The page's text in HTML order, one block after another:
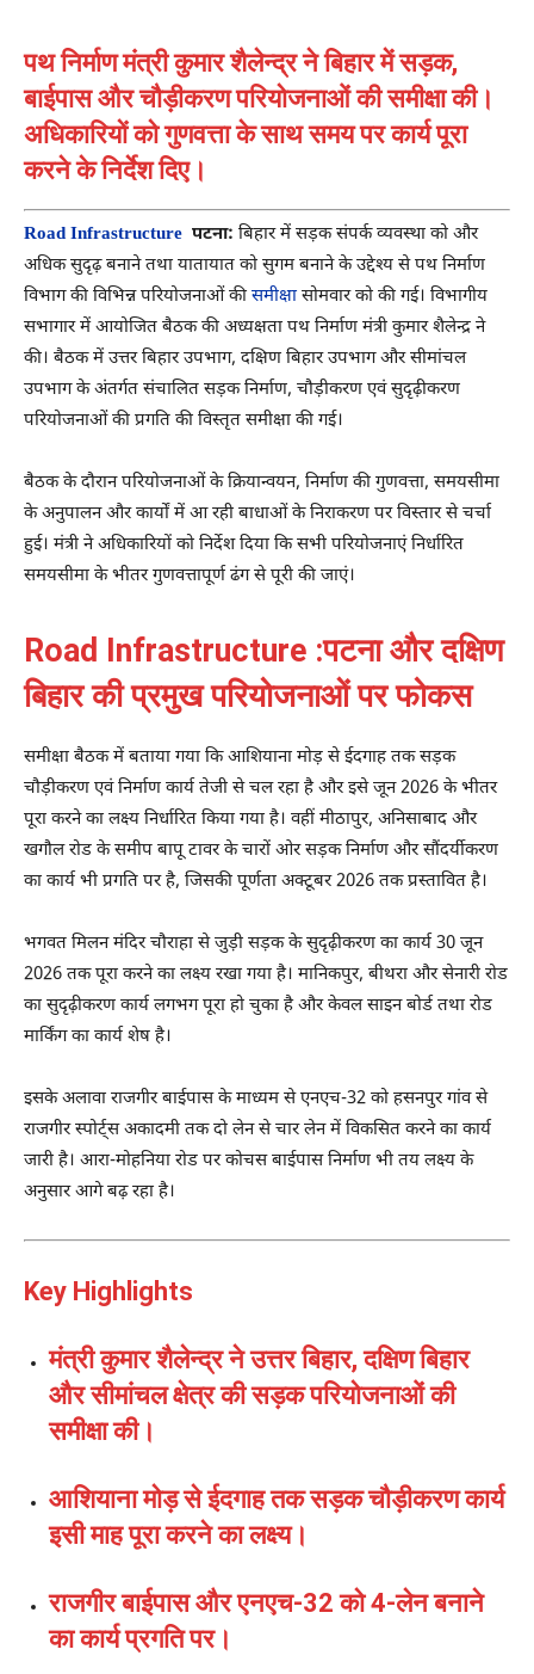
पथ निर्माण मंत्री कुमार शैलेन्द्र ने बिहार में सड़क,
बाईपास और चौड़ीकरण परियोजनाओं की समीक्षा की।
अधिकारियों को गुणवत्ता के साथ समय पर कार्य पूरा
करने के निर्देश दिए।
Road Infrastructure पटना: बिहार में सड़क संपर्क व्यवस्था को और
अधिक सुदृढ़ बनाने तथा यातायात को सुगम बनाने के उद्देश्य से पथ निर्माण
विभाग की विभिन्न परियोजनाओं की समीक्षासोमवार को की गई। विभागीय
सभागार में आयोजित बैठक की अध्यक्षता पथ निर्माण मंत्री कुमार शैलेन्द्र ने
की। बैठक में उत्तर बिहार उपभाग, दक्षिण बिहार उपभाग और सीमांचल
उपभाग के अंतर्गत संचालित सड़क निर्माण, चौड़ीकरण एवं सुदृढ़ीकरण
परियोजनाओं की प्रगति की विस्तृत समीक्षा की गई।
बैठक के दौरान परियोजनाओं के क्रियान्वयन, निर्माण की गुणवत्ता, समयसीमा
के अनुपालन और कार्यों में आ रही बाधाओं के निराकरण पर विस्तार से चर्चा
हुई। मंत्री ने अधिकारियों को निर्देश दिया कि सभी परियोजनाएं निर्धारित
समयसीमा के भीतर गुणवत्तापूर्ण ढंग से पूरी की जाएं।
Road Infrastructure :पटना और दक्षिण
बिहार की प्रमुख परियोजनाओं पर फोकस
समीक्षा बैठक में बताया गया कि आशियाना मोड़ से ईदगाह तक सड़क
चौड़ीकरण एवं निर्माण कार्य तेजी से चल रहा है और इसे जून 2026 के भीतर
पूरा करने का लक्ष्य निर्धारित किया गया है। वहीं मीठापुर, अनिसाबाद और
खगौल रोड के समीप बापू टावर के चारों ओर सड़क निर्माण और सौंदर्यीकरण
का कार्य भी प्रगति पर है, जिसकी पूर्णता अक्टूबर 2026 तक प्रस्तावित है।
भगवत मिलन मंदिर चौराहा से जुड़ी सड़क के सुदृढ़ीकरण का कार्य 30 जून
2026 तक पूरा करने का लक्ष्य रखा गया है। मानिकपुर, बीथरा और सेनारी रोड
का सुदृढ़ीकरण कार्य लगभग पूरा हो चुका है और केवल साइन बोर्ड तथा रोड
मार्किंग का कार्य शेष है।
इसके अलावा राजगीर बाईपास के माध्यम से एनएच-32 को हसनपुर गांव से
राजगीर स्पोर्ट्स अकादमी तक दो लेन से चार लेन में विकसित करने का कार्य
जारी है। आरा-मोहनिया रोड पर कोचस बाईपास निर्माण भी तय लक्ष्य के
अनुसार आगे बढ़ रहा है।
Key Highlights
मंत्री कुमार शैलेन्द्र ने उत्तर बिहार, दक्षिण बिहार
और सीमांचल क्षेत्र की सड़क परियोजनाओं की
समीक्षा की।
आशियाना मोड़ से ईदगाह तक सड़क चौड़ीकरण कार्य
इसी माह पूरा करने का लक्ष्य।
राजगीर बाईपास और एनएच-32 को 4-लेन बनाने
का कार्य प्रगति पर।